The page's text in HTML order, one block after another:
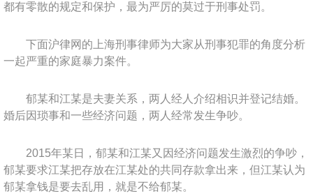
都有零散的规定和保护，最为严厉的莫过于刑事处罚。
下面沪律网的上海刑事律师为大家从刑事犯罪的角度分析
一起严重的家庭暴力案件。
郁某和江某是夫妻关系，两人经人介绍相识并登记结婚。
婚后因琐事和一些经济问题，两人经常发生争吵。
2015年某日，郁某和江某又因经济问题发生激烈的争吵，
郁某要求江某把存放在江某处的共同存款拿出来，但江某认为
郁某拿钱是要去乱用，就是不给郁某。